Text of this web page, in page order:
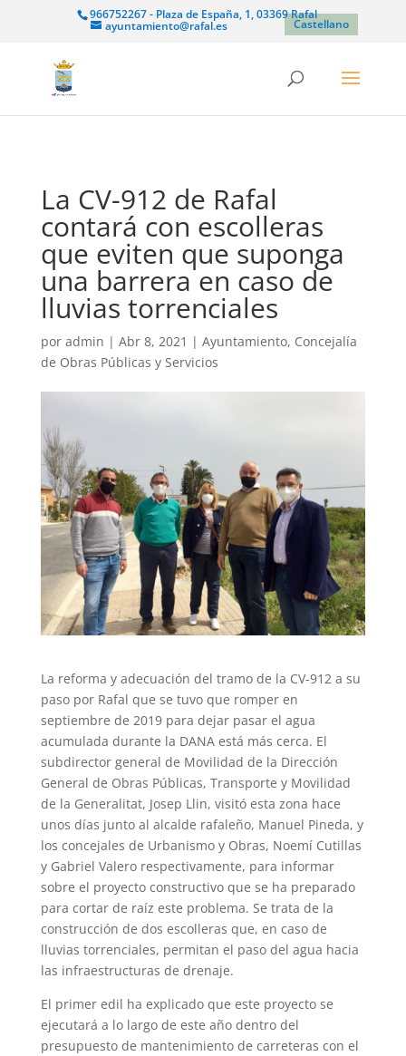
966752267 - Plaza de España, 1, 03369 Rafal
ayuntamiento@rafal.es Castellano
La CV-912 de Rafal
contará con escolleras
que eviten que suponga
una barrera en caso de
lluvias torrenciales
por admin | Abr 8, 2021 | Ayuntamiento, Concejalía
de Obras Públicas y Servicios
La reforma y adecuación del tramo de la CV-912 a su
paso por Rafal que se tuvo que romper en
septiembre de 2019 para dejar pasar el agua
acumulada durante la DANA está más cerca. El
subdirector general de Movilidad de la Dirección
General de Obras Públicas, Transporte y Movilidad
de la Generalitat, Josep Llin, visitó esta zona hace
unos días junto al alcalde rafaleño, Manuel Pineda, y
los concejales de Urbanismo y Obras, Noemí Cutillas
y Gabriel Valero respectivamente, para informar
sobre el proyecto constructivo que se ha preparado
para cortar de raíz este problema. Se trata de la
construcción de dos escolleras que, en caso de
lluvias torrenciales, permitan el paso del agua hacia
las infraestructuras de drenaje.
El primer edil ha explicado que este proyecto se
ejecutará a lo largo de este año dentro del
presupuesto de mantenimiento de carreteras con el